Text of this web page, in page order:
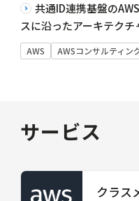
共通ID連携基盤の
スに沿ったアーキテクチ
AWS AWSコンサルティン
サービス
クラス